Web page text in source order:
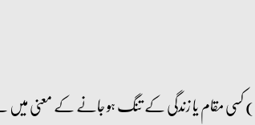
) کسی مقام یا زندگی کے تنگ ہو جانے کے معنی